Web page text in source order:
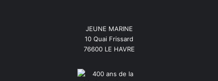
JEUNE MARINE
10 Quai Frissard
76600 LE HAVRE